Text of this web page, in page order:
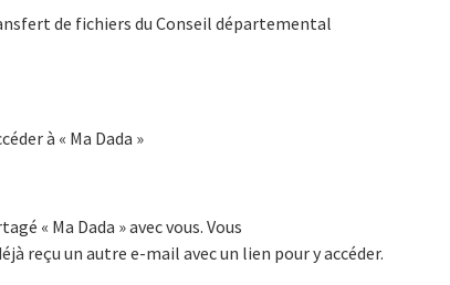
de fichiers du Conseil départemental
à « Ma Dada »
« Ma Dada » avec vous. Vous
reçu un autre e-mail avec un lien pour y accéder.